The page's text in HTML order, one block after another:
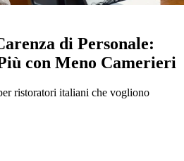
di Personale:
con Meno Camerieri
ristoratori italiani che vogliono